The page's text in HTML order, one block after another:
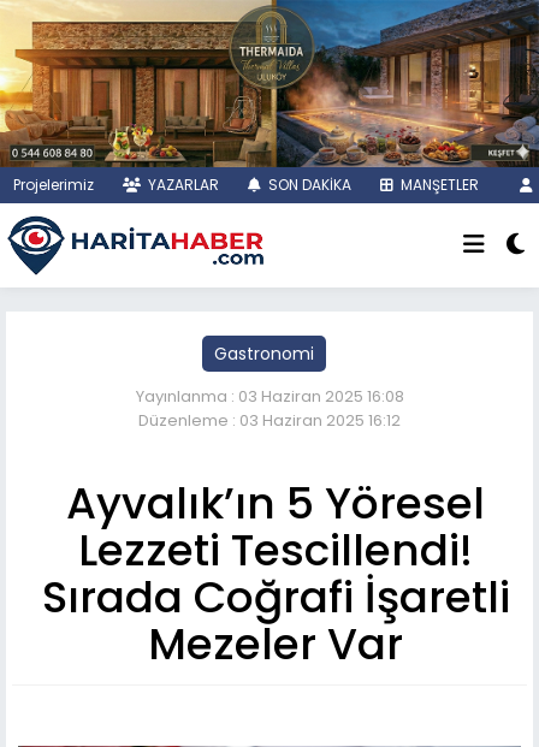
Projelerimiz YAZARLAR SON DAKİKA MANŞETLER
Gastronomi
Yayınlanma : 03 Haziran 2025 16:08
Düzenleme : 03 Haziran 2025 16:12
Ayvalık’ın 5 Yöresel
Lezzeti Tescillendi!
Sırada Coğrafi İşaretli
Mezeler Var